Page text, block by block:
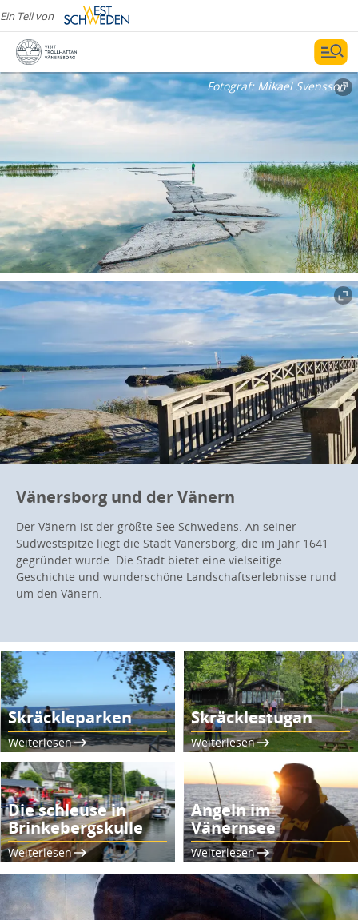
Ein Teil von
Fotograf: Mikael Svensson
Vänersborg und der Vänern
Der Vänern ist der größte See Schwedens. An seiner
Südwestspitze liegt die Stadt Vänersborg, die im Jahr 1641
gegründet wurde. Die Stadt bietet eine vielseitige
Geschichte und wunderschöne Landschaftserlebnisse rund
um den Vänern.
Skräckleparken
Weiterlesen
Skräcklestugan
Weiterlesen
Die schleuse in
Brinkebergskulle
Weiterlesen
Angeln im
Vänernsee
Weiterlesen